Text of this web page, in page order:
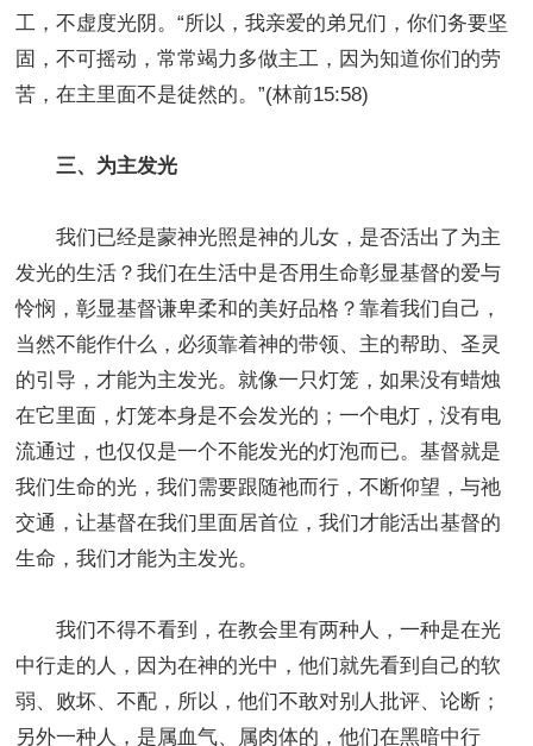
工，不虚度光阴。“所以，我亲爱的弟兄们，你们务要坚
固，不可摇动，常常竭力多做主工，因为知道你们的劳
苦，在主里面不是徒然的。”(林前15:58)
三、为主发光
我们已经是蒙神光照是神的儿女，是否活出了为主
发光的生活？我们在生活中是否用生命彰显基督的爱与
怜悯，彰显基督谦卑柔和的美好品格？靠着我们自己，
当然不能作什么，必须靠着神的带领、主的帮助、圣灵
的引导，才能为主发光。就像一只灯笼，如果没有蜡烛
在它里面，灯笼本身是不会发光的；一个电灯，没有电
流通过，也仅仅是一个不能发光的灯泡而已。基督就是
我们生命的光，我们需要跟随祂而行，不断仰望，与祂
交通，让基督在我们里面居首位，我们才能活出基督的
生命，我们才能为主发光。
我们不得不看到，在教会里有两种人，一种是在光
中行走的人，因为在神的光中，他们就先看到自己的软
弱、败坏、不配，所以，他们不敢对别人批评、论断；
另外一种人，是属血气、属肉体的，他们在黑暗中行